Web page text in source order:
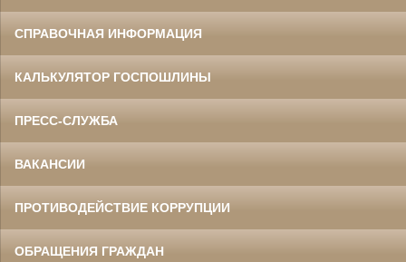
СПРАВОЧНАЯ ИНФОРМАЦИЯ
КАЛЬКУЛЯТОР ГОСПОШЛИНЫ
ПРЕСС-СЛУЖБА
ВАКАНСИИ
ПРОТИВОДЕЙСТВИЕ КОРРУПЦИИ
ОБРАЩЕНИЯ ГРАЖДАН